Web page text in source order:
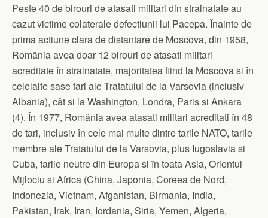
Peste 40 de birouri de atasati militari din strainatate au
cazut victime colaterale defectiunii lui Pacepa. Înainte de
prima actiune clara de distantare de Moscova, din 1958,
România avea doar 12 birouri de atasati militari
acreditate în strainatate, majoritatea fiind la Moscova si în
celelalte sase tari ale Tratatului de la Varsovia (inclusiv
Albania), cât si la Washington, Londra, Paris si Ankara
(4). În 1977, România avea atasati militari acreditati în 48
de tari, inclusiv în cele mai multe dintre tarile NATO, tarile
membre ale Tratatului de la Varsovia, plus Iugoslavia si
Cuba, tarile neutre din Europa si în toata Asia, Orientul
Mijlociu si Africa (China, Japonia, Coreea de Nord,
Indonezia, Vietnam, Afganistan, Birmania, India,
Pakistan, Irak, Iran, Iordania, Siria, Yemen, Algeria,